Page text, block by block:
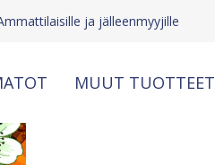
ja jälleenmyyjille
MUUT TUOTTEET